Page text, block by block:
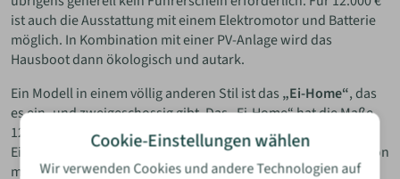
ist auch die Ausstattung mit einem Elektromotor und Batterie
möglich. In Kombination mit einer PV-Anlage wird das
Hausboot dann ökologisch und autark.
Ein Modell in einem völlig anderen Stil ist das „Ei-Home“, das
es ein- und zweigeschossig gibt. Das „Ei-Home“ hat die Maße
12,00 x 8,50 x 3,60 m (L/B/H) und ist neben der
Einstiegsvariante (45 m² Wohnfläche) auch als Standardversion
mit 80 m² Wohnfläche oder mit bis zu 160 m² Wohnfläche
Cookie-Einstellungen wählen
Wir verwenden Cookies und andere Technologien auf